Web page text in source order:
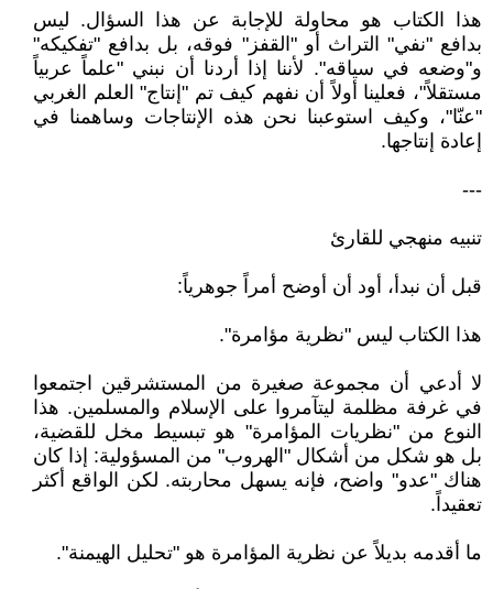
هذا الكتاب هو محاولة للإجابة عن هذا السؤال. ليس
بدافع "نفي" التراث أو "القفز" فوقه، بل بدافع "تفكيكه"
و"وضعه في سياقه". لأننا إذا أردنا أن نبني "علماً عربياً
مستقلاً"، فعلينا أولاً أن نفهم كيف تم "إنتاج" العلم الغربي
"عنّا"، وكيف استوعبنا نحن هذه الإنتاجات وساهمنا في
إعادة إنتاجها.
---
تنبيه منهجي للقارئ
قبل أن نبدأ، أود أن أوضح أمراً جوهرياً:
هذا الكتاب ليس "نظرية مؤامرة".
لا أدعي أن مجموعة صغيرة من المستشرقين اجتمعوا
في غرفة مظلمة ليتآمروا على الإسلام والمسلمين. هذا
النوع من "نظريات المؤامرة" هو تبسيط مخل للقضية،
بل هو شكل من أشكال "الهروب" من المسؤولية: إذا كان
هناك "عدو" واضح، فإنه يسهل محاربته. لكن الواقع أكثر
تعقيداً.
ما أقدمه بديلاً عن نظرية المؤامرة هو "تحليل الهيمنة".